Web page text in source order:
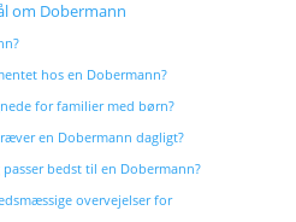
om Dobermann
hos en Dobermann?
for familier med børn?
en Dobermann dagligt?
bedst til en Dobermann?
overvejelser for